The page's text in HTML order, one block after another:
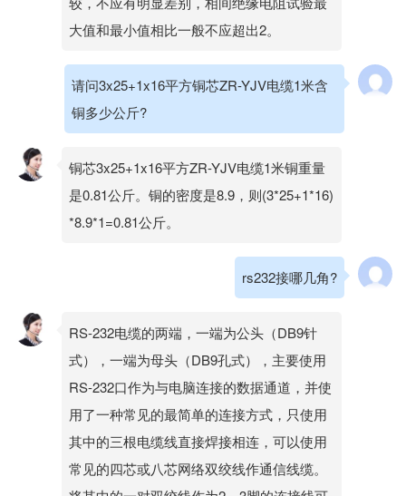
大值和最小值相比一般不应超出2。
请问3x25+1x16平方铜芯ZR-YJV电缆1米含
铜多少公斤?
铜芯3x25+1x16平方ZR-YJV电缆1米铜重量
是0.81公斤。铜的密度是8.9，则(3*25+1*16)
*8.9*1=0.81公斤。
rs232接哪几角?
RS-232电缆的两端，一端为公头（DB9针
式），一端为母头（DB9孔式），主要使用
RS-232口作为与电脑连接的数据通道，并使
用了一种常见的最简单的连接方式，只使用
其中的三根电缆线直接焊接相连，可以使用
常见的四芯或八芯网络双绞线作通信线缆。